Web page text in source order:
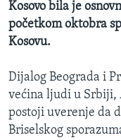
Kosovo bila je
početkom oktobra
Kosovu.
Dijalog Beograda i
većina ljudi u Srbiji,
postoji uverenje da
Briselskog